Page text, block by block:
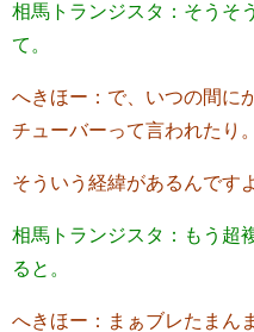
相馬トランジスタ：そうそ
て。
へきほー：で、いつの間に
チューバーって言われたり。
そういう経緯があるんです
相馬トランジスタ：もう超
ると。
へきほー：まぁブレたまん